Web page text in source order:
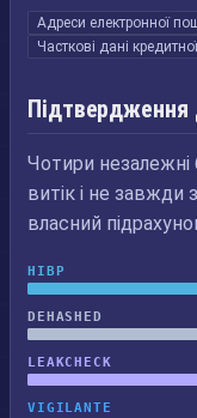
Адреси електронної
Часткові дані
Чотири незалежні
витік і не завжди
власний
HIBP
DEHASHED
LEAKCHECK
VIGILANTE